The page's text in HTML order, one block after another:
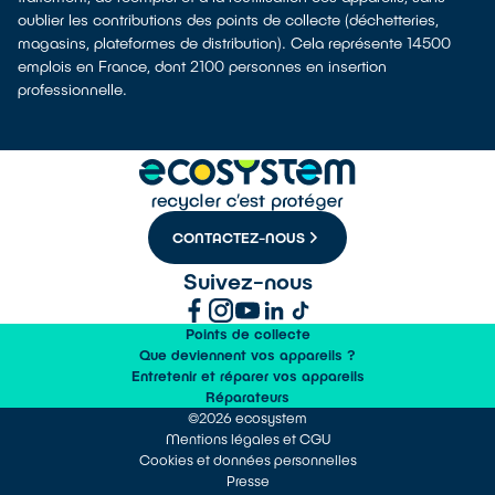
oublier les contributions des points de collecte (déchetteries,
magasins, plateformes de distribution). Cela représente 14500
emplois en France, dont 2100 personnes en insertion
professionnelle.
CONTACTEZ-NOUS
Suivez-nous
Points de collecte
Que deviennent vos appareils ?
Entretenir et réparer vos appareils
Réparateurs
©2026 ecosystem
Mentions légales et CGU
Cookies et données personnelles
Presse